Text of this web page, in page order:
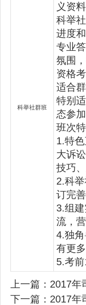
科举社群班
义资
科举
进度
专业
氛围
资格考
适合群
特别
态参
班次特
1.特
大诉
技巧
2.科
订完
3.组
流，
4.独
有更
5.考
上一篇： 2017年
下一篇： 2017年